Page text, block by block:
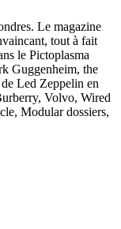
Le magazine
tout à fait
le Pictoplasma
Guggenheim, the
Led Zeppelin en
Volvo, Wired
Modular dossiers,